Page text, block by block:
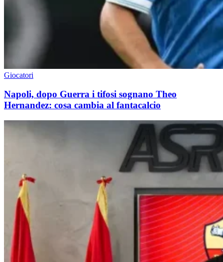
Giocatori
Napoli, dopo Guerra i tifosi sognano Theo
Hernandez: cosa cambia al fantacalcio